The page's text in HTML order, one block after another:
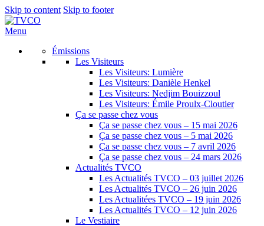
Skip to content Skip to footer
Menu
Émissions
Les Visiteurs
Les Visiteurs: Lumière
Les Visiteurs: Danièle Henkel
Les Visiteurs: Nedjim Bouizzoul
Les Visiteurs: Émile Proulx-Cloutier
Ça se passe chez vous
Ça se passe chez vous – 15 mai 2026
Ça se passe chez vous – 5 mai 2026
Ça se passe chez vous – 7 avril 2026
Ça se passe chez vous – 24 mars 2026
Actualités TVCO
Les Actualités TVCO – 03 juillet 2026
Les Actualités TVCO – 26 juin 2026
Les Actualitées TVCO – 19 juin 2026
Les Actualités TVCO – 12 juin 2026
Le Vestiaire